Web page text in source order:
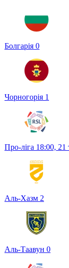
Болгарія 0
Чорногорія 1
Про-ліга 18:00, 21
Аль-Хазм 2
Аль-Таавун 0